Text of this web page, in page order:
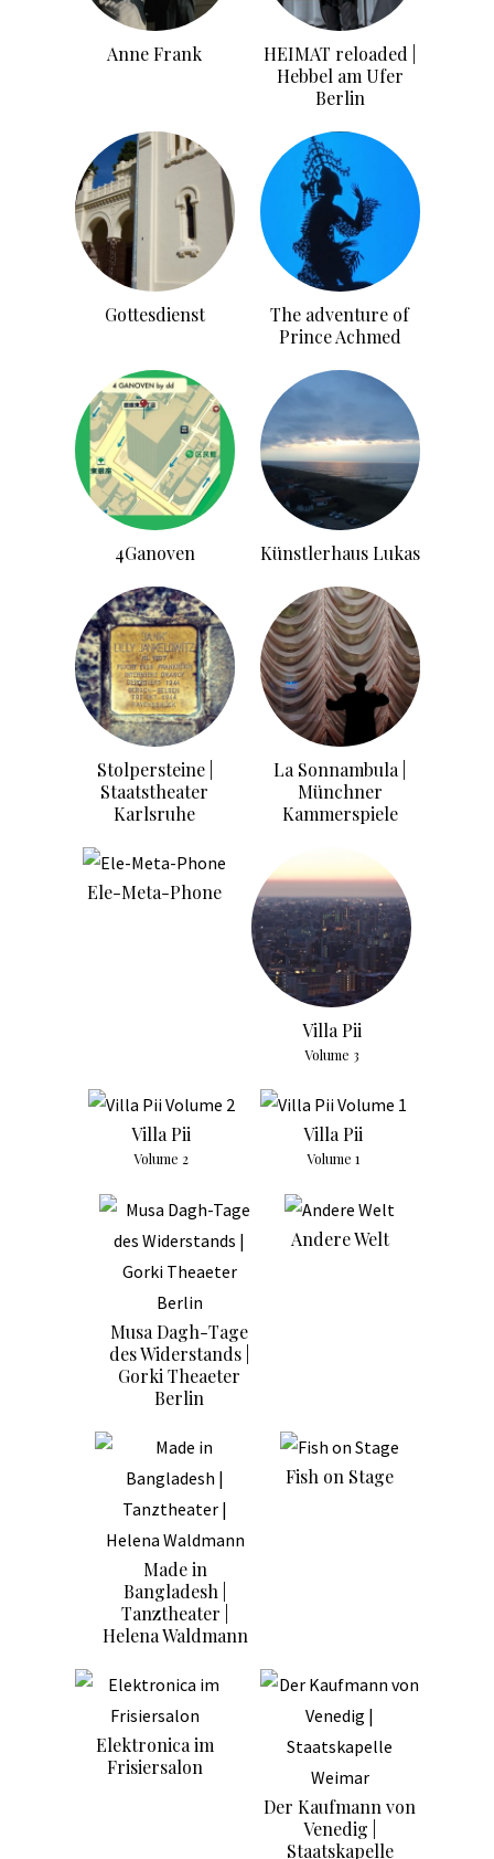
Anne Frank
HEIMAT reloaded |
Hebbel am Ufer
Berlin
Gottesdienst
The adventure of
Prince Achmed
4Ganoven Künstlerhaus Lukas
Stolpersteine |
Staatstheater
Karlsruhe
La Sonnambula |
Münchner
Kammerspiele
Ele-Meta-Phone
Villa Pii
Volume 3
Villa Pii
Volume 2
Villa Pii
Volume 1
Musa Dagh-Tage
des Widerstands |
Gorki Theaeter
Berlin
Andere Welt
Made in
Bangladesh |
Tanztheater |
Helena Waldmann
Fish on Stage
Elektronica im
Frisiersalon
Der Kaufmann von
Venedig |
Staatskapelle